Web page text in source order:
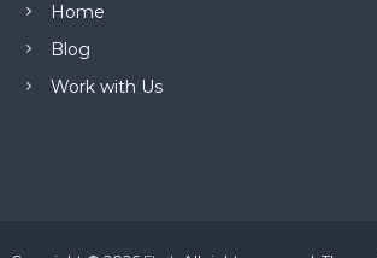
Home
Blog
Work with Us